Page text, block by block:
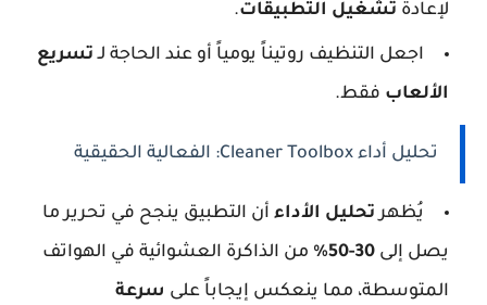
لإعادة تشغيل التطبيقات.
اجعل التنظيف روتيناً يومياً أو عند الحاجة لـ تسريع
الألعاب فقط.
تحليل أداء Cleaner Toolbox: الفعالية الحقيقية
يُظهرتحليل الأداء أن التطبيق ينجح في تحرير ما
يصل إلى 30-50%
من الذاكرة العشوائية في الهواتف
المتوسطة، مما ينعكس إيجاباً على سرعة